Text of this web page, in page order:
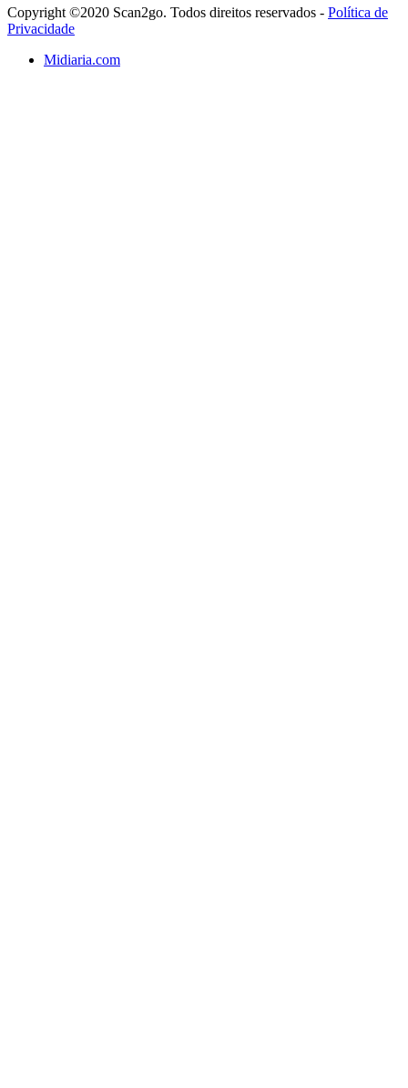
Copyright ©2020 Scan2go. Todos direitos reservados - Política de
Privacidade
Midiaria.com